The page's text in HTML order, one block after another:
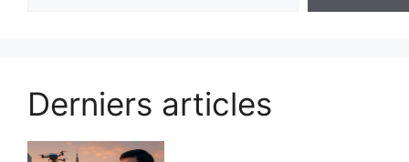
Derniers articles